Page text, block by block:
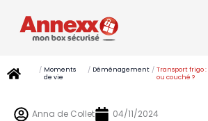
contenu
/ Moments
de vie
/ Déménagement / Transport frigo
ou couché ?
Anna de Collet 04/11/2024